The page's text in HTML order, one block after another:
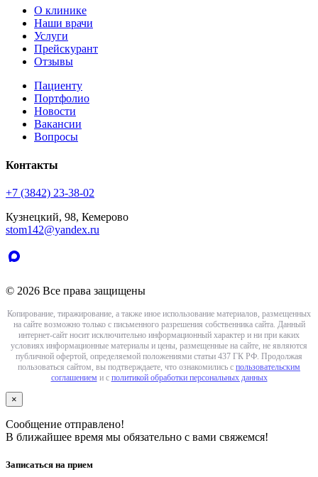
О клинике
Наши врачи
Услуги
Прейскурант
Отзывы
Пациенту
Портфолио
Новости
Вакансии
Вопросы
Контакты
+7 (3842) 23-38-02
Кузнецкий, 98, Кемерово
stom142@yandex.ru
© 2026 Все права защищены
Копирование, тиражирование, а также иное использование материалов, размещенных
на сайте возможно только с письменного разрешения собственника сайта. Данный
интернет-сайт носит исключительно информационный характер и ни при каких
условиях информационные материалы и цены, размещенные на сайте, не являются
публичной офертой, определяемой положениями статьи 437 ГК РФ. Продолжая
пользоваться сайтом, вы подтверждаете, что ознакомились с пользовательским
соглашением и с политикой обработки персональных данных
×
Сообщение отправлено!
В ближайшее время мы обязательно с вами свяжемся!
Записаться на прием